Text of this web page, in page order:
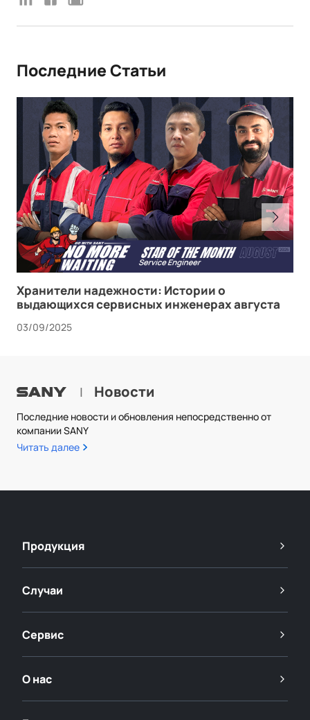
Последние Статьи
Хранители надежности: Истории о
выдающихся сервисных инженерах августа
03/09/2025
| Новости
Последние новости и обновления непосредственно от
компании SANY
Читать далее
Продукция
Случаи
Сервис
О нас